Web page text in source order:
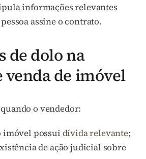
informações relevantes
assine o contrato.
de dolo na
venda de imóvel
o vendedor:
imóvel possui dívida relevante;
de ação judicial sobre